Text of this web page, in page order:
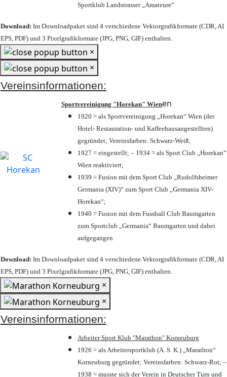
Sportklub Landstrasser „Amateure“
Download: Im Downloadpaket sind 4 verschiedene Vektorgrafikformate (CDR, AI
EPS, PDF) und 3 Pixelgrafikformate (JPG, PNG, GIF) enthalten.
×
×
Vereinsinformationen:
Sportvereinigung "Horekan" Wienen
1920 = als Sportvereinigung „Horekan“ Wien (der
Hotel- Restauration- und Kaffeehausangestellten)
gegründet; Vereinsfarben: Schwarz-Weiß;
1927 = eingestellt; – 1934 = als Sport Club „Horekan“
Wien reaktiviert;
1939 = Fusion mit dem Sport Club „Rudolfsheimer
Germania (XIV)“ zum Sport Club „Germania XIV-
Horekan“;
1940 = Fusion mit dem Fussball Club Baumgarten
zum Sportclub „Germania“ Baumgarten und dabei
aufgegangen
Download: Im Downloadpaket sind 4 verschiedene Vektorgrafikformate (CDR, AI
EPS, PDF) und 3 Pixelgrafikformate (JPG, PNG, GIF) enthalten.
×
×
Vereinsinformationen:
Arbeiter Sport Klub "Marathon" Korneuburg
1926 = als Arbeitersportklub (A. S. K.) „Marathon“
Korneuburg gegründet; Vereinsfarben: Schwarz-Rot; –
1938 = musste sich der Verein in Deutscher Turn und